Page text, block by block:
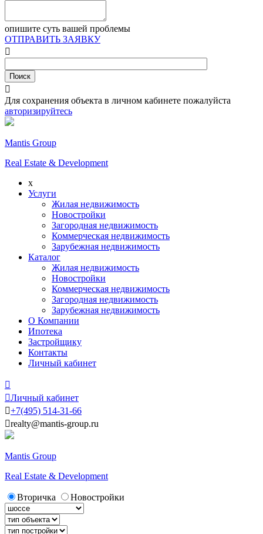
опишите суть вашей проблемы
ОТПРАВИТЬ ЗАЯВКУ


Для сохранения объекта в личном кабинете пожалуйста
авторизируйтесь
Mantis Group
Real Estate & Development
x
Услуги
Жилая недвижимость
Новостройки
Загородная недвижимость
Коммерческая недвижимость
Зарубежная недвижимость
Каталог
Жилая недвижимость
Новостройки
Коммерческая недвижимость
Загородная недвижимость
Зарубежная недвижимость
О Компании
Ипотека
Застройщику
Контакты
Личный кабинет

Личный кабинет
+7(495) 514-31-66
realty@mantis-group.ru
Mantis Group
Real Estate & Development
Вторичка Новостройки